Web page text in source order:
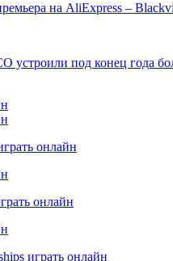
на AliExpress –
устроили под конец года
онлайн
онлайн
играть онлайн